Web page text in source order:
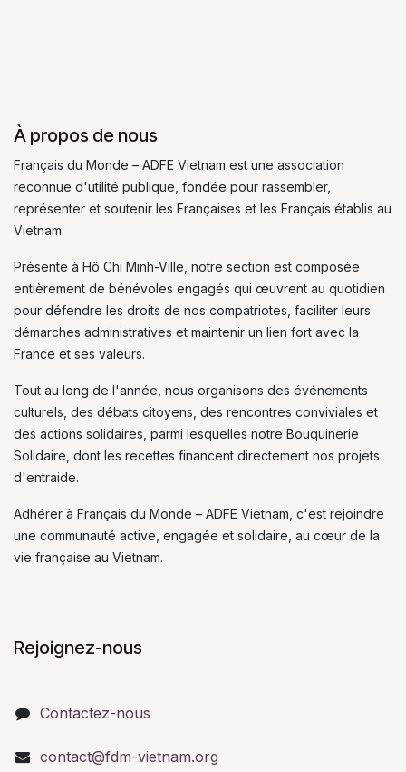
À propos de nous
Français du Monde – ADFE Vietnam est une association
reconnue d'utilité publique, fondée pour rassembler,
représenter et soutenir les Françaises et les Français établis au
Vietnam.
Présente à Hô Chi Minh-Ville, notre section est composée
entièrement de bénévoles engagés qui œuvrent au quotidien
pour défendre les droits de nos compatriotes, faciliter leurs
démarches administratives et maintenir un lien fort avec la
France et ses valeurs.
Tout au long de l'année, nous organisons des événements
culturels, des débats citoyens, des rencontres conviviales et
des actions solidaires, parmi lesquelles notre Bouquinerie
Solidaire, dont les recettes financent directement nos projets
d'entraide.
Adhérer à Français du Monde – ADFE Vietnam, c'est rejoindre
une communauté active, engagée et solidaire, au cœur de la
vie française au Vietnam.
Rejoignez-nous
Contactez-nous
contact@fdm-vietnam.org